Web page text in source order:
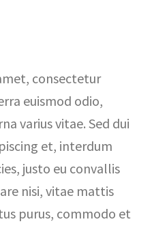
consectetur
euismod odio,
varius vitae. Sed dui
et, interdum
justo eu convallis
nisi, vitae mattis
purus, commodo et